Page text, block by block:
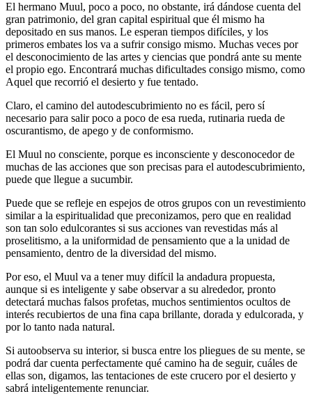
El hermano Muul, poco a poco, no obstante, irá dándose cuenta del
gran patrimonio, del gran capital espiritual que él mismo ha
depositado en sus manos. Le esperan tiempos difíciles, y los
primeros embates los va a sufrir consigo mismo. Muchas veces por
el desconocimiento de las artes y ciencias que pondrá ante su mente
el propio ego. Encontrará muchas dificultades consigo mismo, como
Aquel que recorrió el desierto y fue tentado.
Claro, el camino del autodescubrimiento no es fácil, pero sí
necesario para salir poco a poco de esa rueda, rutinaria rueda de
oscurantismo, de apego y de conformismo.
El Muul no consciente, porque es inconsciente y desconocedor de
muchas de las acciones que son precisas para el autodescubrimiento,
puede que llegue a sucumbir.
Puede que se refleje en espejos de otros grupos con un revestimiento
similar a la espiritualidad que preconizamos, pero que en realidad
son tan solo edulcorantes si sus acciones van revestidas más al
proselitismo, a la uniformidad de pensamiento que a la unidad de
pensamiento, dentro de la diversidad del mismo.
Por eso, el Muul va a tener muy difícil la andadura propuesta,
aunque si es inteligente y sabe observar a su alrededor, pronto
detectará muchas falsos profetas, muchos sentimientos ocultos de
interés recubiertos de una fina capa brillante, dorada y edulcorada, y
por lo tanto nada natural.
Si autoobserva su interior, si busca entre los pliegues de su mente, se
podrá dar cuenta perfectamente qué camino ha de seguir, cuáles de
ellas son, digamos, las tentaciones de este crucero por el desierto y
sabrá inteligentemente renunciar.